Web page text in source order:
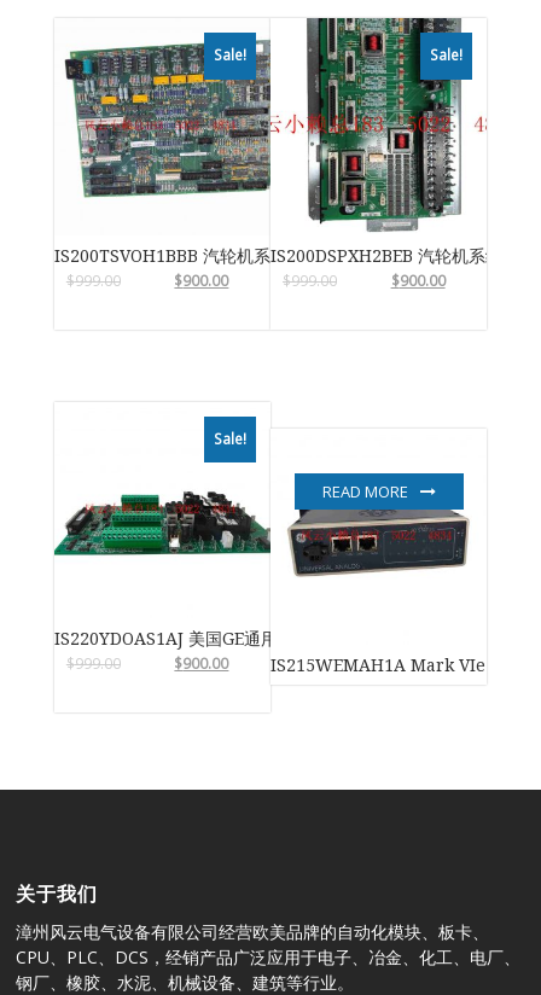
Sale!
IS200TSVOH1BBB 汽轮机系统卡件
$999.00 $900.00
Sale!
IS200DSPXH2BEB 汽轮机系统卡件
$999.00 $900.00
Sale!
IS220YDOAS1AJ 美国GE通用电气
$999.00 $900.00 IS215WEMAH1A Mark VIe 风力
READ MORE
关于我们
漳州风云电气设备有限公司经营欧美品牌的自动化模块、板卡、
CPU、PLC、DCS，经销产品广泛应用于电子、冶金、化工、电厂、
钢厂、橡胶、水泥、机械设备、建筑等行业。